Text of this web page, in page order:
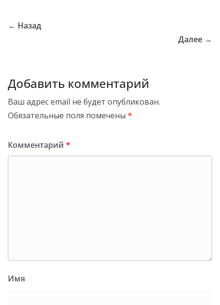
← Назад
Далее →
Добавить комментарий
Ваш адрес email не будет опубликован.
Обязательные поля помечены *
Комментарий *
Имя